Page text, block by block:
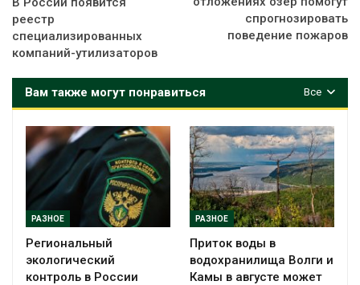
реестр
специализированных
компаний-утилизаторов
спрогнозировать
поведение пожаров
Все
Вам также могут понравиться
РАЗНОЕ
Региональный
экологический
контроль в России
РАЗНОЕ
Приток воды в
водохранилища Волги и
Камы в августе может